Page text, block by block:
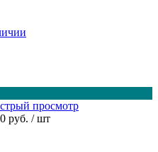
просмотр
руб. / шт